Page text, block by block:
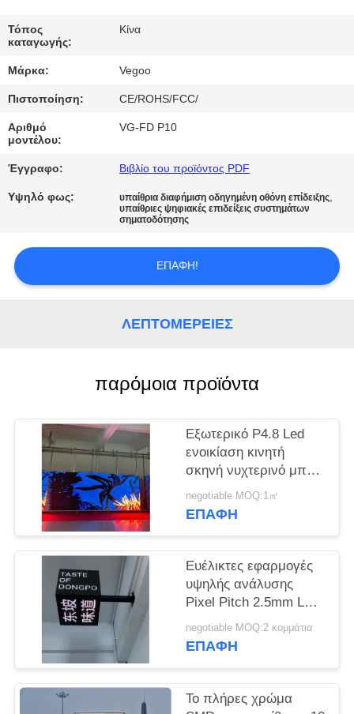
ΈΛΕΓΧΟΣ
ΠΟΙΌΤΗΤΑΣ
ΕΠΙΚΟΙΝΩΝΉΣΤΕ
ΜΑΖΊ
ΖΗΤΉΣΤΕ
ΠΡΟΣΦΟΡΆ
SITEMAP
PRIVACY
POLICY
Τόπος
καταγωγής:
Κίνα
Μάρκα: Vegoo
Πιστοποίηση: CE/ROHS/FCC/
Αριθμό
μοντέλου:
VG-FD P10
Έγγραφο: Βιβλίο του προϊόντος PDF
Υψηλό φως: υπαίθρια διαφήμιση οδηγημένη οθόνη επίδειξης,
υπαίθριες ψηφιακές επιδείξεις συστημάτων
σηματοδότησης
ΕΠΑΦΉ!
ΛΕΠΤΟΜΈΡΕΙΕΣ
παρόμοια προϊόντα
Εξωτερικό P4.8 Led
ενοικίαση κινητή
σκηνή νυχτερινό μπαρ
για ψυχαγωγία
negotiable MOQ:1㎡
ΕΠΑΦΉ
Ευέλικτες εφαρμογές
υψηλής ανάλυσης
Pixel Pitch 2.5mm LED
Cube Screen για
χώρους ψυχαγωγίας
negotiable MOQ:2 κομμάτια
ΕΠΑΦΉ
Το πλήρες χρώμα